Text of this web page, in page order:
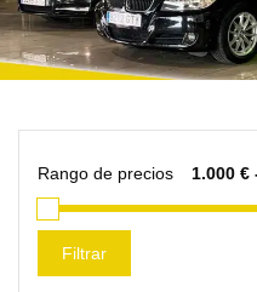
Rango de precios
Filtrar